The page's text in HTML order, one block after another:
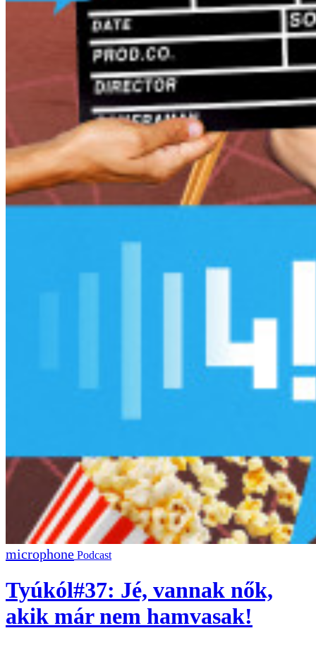
Podcast
Tyúkól#37: Jé, vannak nők,
akik már nem hamvasak!